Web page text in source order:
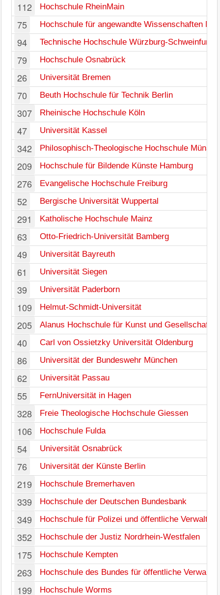
112 Hochschule RheinMain
75 Hochschule für angewandte Wissenschaften
94 Technische Hochschule Würzburg-Schweinfurt
79 Hochschule Osnabrück
26 Universität Bremen
70 Beuth Hochschule für Technik Berlin
307 Rheinische Hochschule Köln
47 Universität Kassel
342 Philosophisch-Theologische Hochschule Münster
209 Hochschule für Bildende Künste Hamburg
276 Evangelische Hochschule Freiburg
52 Bergische Universität Wuppertal
291 Katholische Hochschule Mainz
63 Otto-Friedrich-Universität Bamberg
49 Universität Bayreuth
61 Universität Siegen
39 Universität Paderborn
109 Helmut-Schmidt-Universität
205 Alanus Hochschule für Kunst und Gesellschaft
40 Carl von Ossietzky Universität Oldenburg
86 Universität der Bundeswehr München
62 Universität Passau
55 FernUniversität in Hagen
328 Freie Theologische Hochschule Giessen
106 Hochschule Fulda
54 Universität Osnabrück
76 Universität der Künste Berlin
219 Hochschule Bremerhaven
339 Hochschule der Deutschen Bundesbank
349 Hochschule für Polizei und öffentliche
352 Hochschule der Justiz Nordrhein-Westfalen
175 Hochschule Kempten
263 Hochschule des Bundes für öffentliche
199 Hochschule Worms